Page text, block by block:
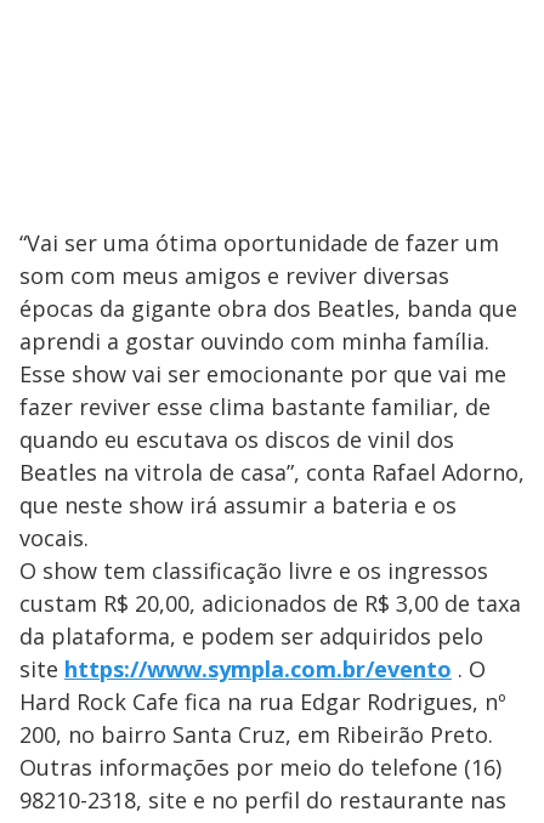
“Vai ser uma ótima oportunidade de fazer um
som com meus amigos e reviver diversas
épocas da gigante obra dos Beatles, banda que
aprendi a gostar ouvindo com minha família.
Esse show vai ser emocionante por que vai me
fazer reviver esse clima bastante familiar, de
quando eu escutava os discos de vinil dos
Beatles na vitrola de casa”, conta Rafael Adorno,
que neste show irá assumir a bateria e os
vocais.
O show tem classificação livre e os ingressos
custam R$ 20,00, adicionados de R$ 3,00 de taxa
da plataforma, e podem ser adquiridos pelo
site https://www.sympla.com.br/evento . O
Hard Rock Cafe fica na rua Edgar Rodrigues, nº
200, no bairro Santa Cruz, em Ribeirão Preto.
Outras informações por meio do telefone (16)
98210-2318, site e no perfil do restaurante nas